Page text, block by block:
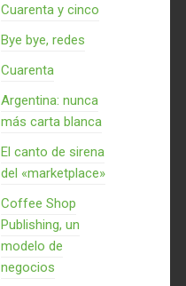
Cuarenta y cinco
Bye bye, redes
Cuarenta
Argentina: nunca
más carta blanca
El canto de sirena
del «marketplace»
Coffee Shop
Publishing, un
modelo de
negocios